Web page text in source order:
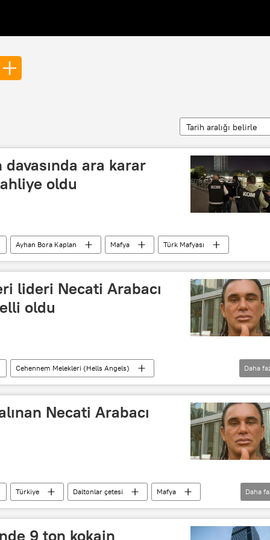
Tarih aralığı belirle
ara karar
oldu
Ayhan Bora Kaplan Mafya Türk Mafyası
lideri Necati Arabacı
oldu
Cehennem Melekleri (Hells Angels)
Türk Mafyası Avrupa
Avrupa Birliği
Daha
Necati Arabacı
Türkiye Daltonlar çetesi
Mafya
Daha
9 ton kokain